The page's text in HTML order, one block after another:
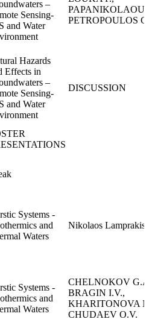
–
Sensing-
and Water
PAPANIKOLAOU
PETROPOULOS
Hazards
Effects in
–
Sensing-
and Water
DISCUSSION
Systems -
and
Waters
Nikolaos Lamprakis
Systems -
and
Waters
CHELNOKOV
BRAGIN I.V.,
KHARITONOVA
CHUDAEV O.V.